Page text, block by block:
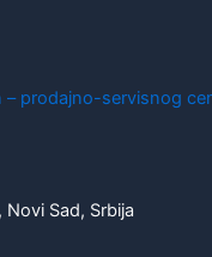
– prodajno-servisnog
Sad, Srbija